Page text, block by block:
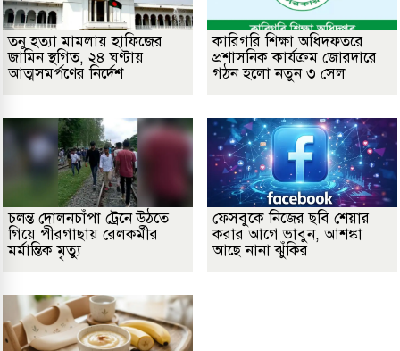
তনু হত্যা মামলায় হাফিজের
জামিন স্থগিত, ২৪ ঘণ্টায়
আত্মসমর্পণের নির্দেশ
কারিগরি শিক্ষা অধিদফতরে
প্রশাসনিক কার্যক্রম জোরদারে
গঠন হলো নতুন ৩ সেল
চলন্ত দোলনচাঁপা ট্রেনে উঠতে
গিয়ে পীরগাছায় রেলকর্মীর
মর্মান্তিক মৃত্যু
ফেসবুকে নিজের ছবি শেয়ার
করার আগে ভাবুন, আশঙ্কা
আছে নানা ঝুঁকির